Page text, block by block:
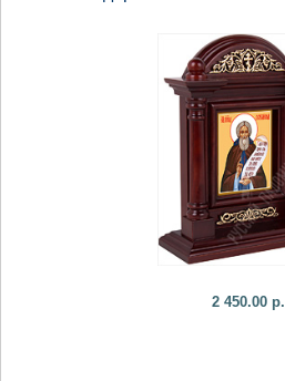
2 450.00 р.